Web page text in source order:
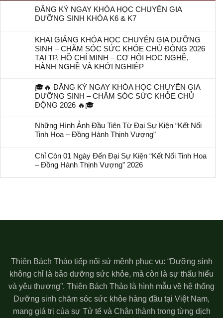
ĐĂNG KÝ NGAY KHÓA HỌC CHUYÊN GIA
DƯỠNG SINH KHÓA K6 & K7
KHAI GIẢNG KHÓA HỌC CHUYÊN GIA DƯỠNG
SINH – CHĂM SÓC SỨC KHỎE CHỦ ĐỘNG 2026
TẠI TP. HỒ CHÍ MINH – CƠ HỘI HỌC NGHỀ,
HÀNH NGHỀ VÀ KHỞI NGHIỆP
🎓🔥 ĐĂNG KÝ NGAY KHÓA HỌC CHUYÊN GIA
DƯỠNG SINH – CHĂM SÓC SỨC KHỎE CHỦ
ĐỘNG 2026 🔥🎓
Những Hình Ảnh Đầu Tiên Từ Đại Sự Kiện “Kết Nối
Tinh Hoa – Đồng Hành Thịnh Vượng”
Chỉ Còn 01 Ngày Đến Đại Sự Kiện “Kết Nối Tinh Hoa
– Đồng Hành Thịnh Vượng” 2026
Thiên Bách Thảo tiếp nối sứ mệnh phục vụ: “Dưỡng sinh
không chỉ là bảo dưỡng sức khỏe, mà còn là sự thấu hiểu
và yêu thương”. Thiên Bách Thảo là hình mẫu về hệ thống
Dưỡng sinh chăm sóc sức khỏe hàng đầu tại Việt Nam,
mang giá trị của sự Tử tế và Chân thành trong từng dịch